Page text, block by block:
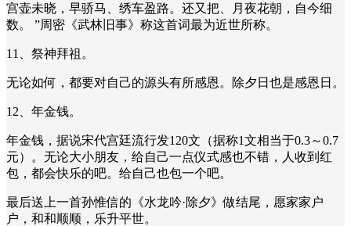
宫壶未晓，早骄马、绣车盈路。还又把、月夜花朝，自今细
数。 ”周密《武林旧事》称这首词最为近世所称。
11、祭神拜祖。
无论如何，都要对自己的源头有所感恩。除夕日也是感恩日。
12、年金钱。
年金钱，据说宋代宫廷流行发120文（据称1文相当于0.3～0.7
元）。无论大小朋友，给自己一点仪式感也不错，人收到红
包，都会快乐的吧。给自己也包一个吧。
最后送上一首孙惟信的《水龙吟·除夕》做结尾，愿家家户
户，和和顺顺，乐升平世。